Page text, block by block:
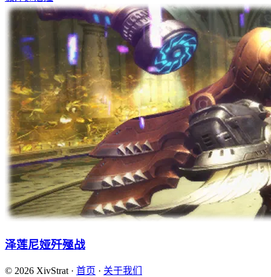
泽莲尼娅歼殛战
© 2026 XivStrat · 首页 · 关于我们